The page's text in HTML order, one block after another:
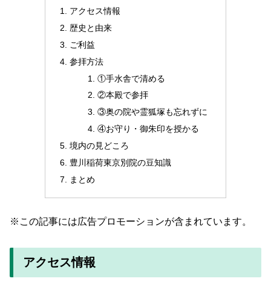
アクセス情報
歴史と由来
ご利益
参拝方法
①手水舎で清める
②本殿で参拝
③奥の院や霊狐塚も忘れずに
④お守り・御朱印を授かる
境内の見どころ
豊川稲荷東京別院の豆知識
まとめ
※この記事には広告プロモーションが含まれています。
アクセス情報